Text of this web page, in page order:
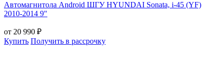
Автомагнитола Android ШГУ HYUNDAI Sonata, i-45 (YF)
2010-2014 9"
от 20 990 ₽
Купить Получить в рассрочку